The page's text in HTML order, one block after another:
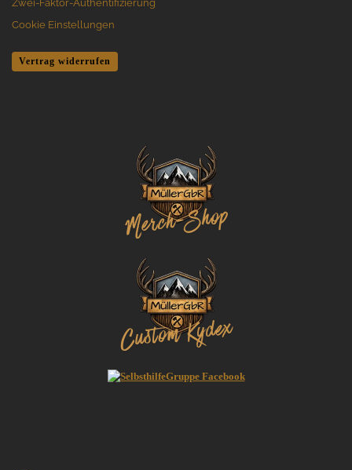
Zwei-Faktor-Authentifizierung
Cookie Einstellungen
Vertrag widerrufen